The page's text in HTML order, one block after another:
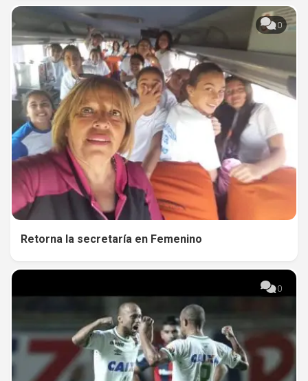
0
Retorna la secretaría en Femenino
0